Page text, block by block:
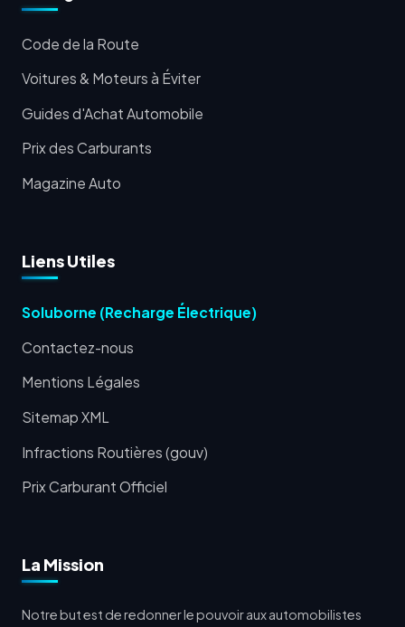
Code de la Route
Voitures & Moteurs à Éviter
Guides d'Achat Automobile
Prix des Carburants
Magazine Auto
Liens Utiles
Soluborne (Recharge Électrique)
Contactez-nous
Mentions Légales
Sitemap XML
Infractions Routières (gouv)
Prix Carburant Officiel
La Mission
Notre but est de redonner le pouvoir aux automobilistes